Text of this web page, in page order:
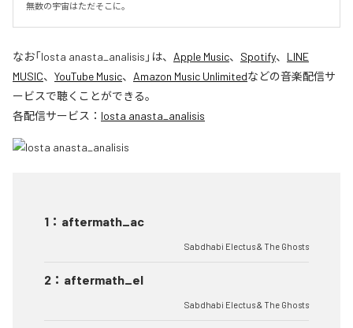
無数の宇宙はただそこに。
なお「losta anasta_analisis 」は、 Apple Music、 Spotify、 LINE
MUSIC、 YouTube Music、 Amazon Music Unlimitedなどの音楽配信サ
ービスで聴くことができる。
各配信サービス： losta anasta_analisis
1 ： aftermath_ac
Sabdhabi Electus & The Ghosts
2 ： aftermath_el
Sabdhabi Electus & The Ghosts